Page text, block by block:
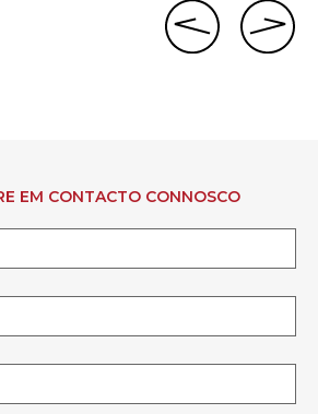
EM CONTACTO CONNOSCO